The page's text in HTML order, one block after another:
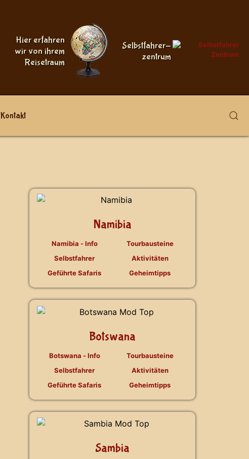
Hier erfahren
wir von ihrem
Reisetraum
Selbstfahrer-
zentrum
Kontakt
Namibia
Namibia - Info
Selbstfahrer
Geführte Safaris
Tourbausteine
Aktivitäten
Geheimtipps
Botswana
Botswana - Info
Selbstfahrer
Geführte Safaris
Tourbausteine
Aktivitäten
Geheimtipps
Sambia